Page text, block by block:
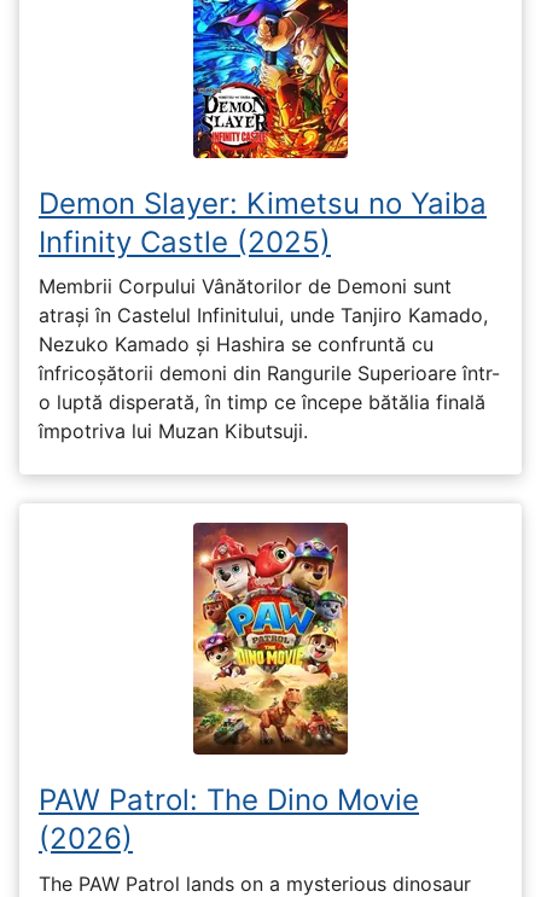
Demon Slayer: Kimetsu no Yaiba
Infinity Castle (2025)
Membrii Corpului Vânătorilor de Demoni sunt
atrași în Castelul Infinitului, unde Tanjiro Kamado,
Nezuko Kamado și Hashira se confruntă cu
înfricoșătorii demoni din Rangurile Superioare într-
o luptă disperată, în timp ce începe bătălia finală
împotriva lui Muzan Kibutsuji.
PAW Patrol: The Dino Movie
(2026)
The PAW Patrol lands on a mysterious dinosaur